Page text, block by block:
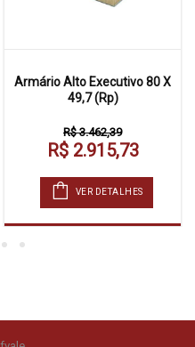
Armário Alto Executivo 80 X
49,7 (Rp)
R$ 3.462,39
R$ 2.915,73
VER DETALHES